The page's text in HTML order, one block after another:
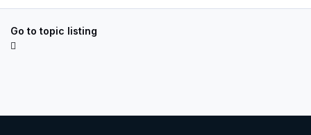
Go to topic listing